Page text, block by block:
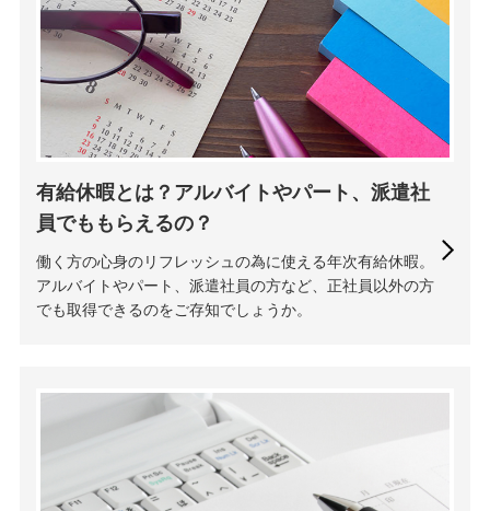
有給休暇とは？アルバイトやパート、派遣社
員でももらえるの？
働く方の心身のリフレッシュの為に使える年次有給休暇。
アルバイトやパート、派遣社員の方など、正社員以外の方
でも取得できるのをご存知でしょうか。